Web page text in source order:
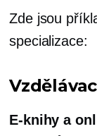
Zde jsou
specializace:
E-knihy a